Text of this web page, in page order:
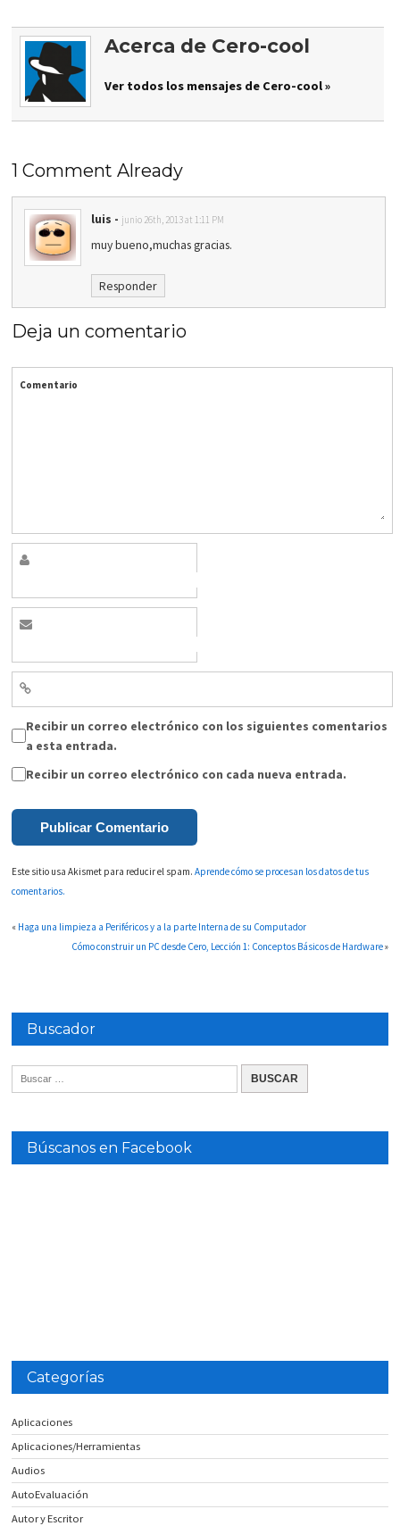
Acerca de Cero-cool
Ver todos los mensajes de Cero-cool »
1 Comment Already
luis - junio 26th, 2013 at 1:11 PM
muy bueno,muchas gracias.
Responder
Deja un comentario
Comentario
Recibir un correo electrónico con los siguientes comentarios
a esta entrada.
Recibir un correo electrónico con cada nueva entrada.
Este sitio usa Akismet para reducir el spam.Aprende cómo se procesan los datos de tus
comentarios.
« Haga una limpieza a Periféricos y a la parte Interna de su Computador
Cómo construir un PC desde Cero, Lección 1: Conceptos Básicos de Hardware»
Buscador
Búscanos en Facebook
Categorías
Aplicaciones
Aplicaciones/Herramientas
Audios
AutoEvaluación
Autor y Escritor